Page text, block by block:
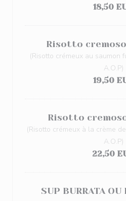
18,50
Risotto
(Risotto crémeux au saumon
A.O.P)
19,50
Risotto
(Risotto crémeux à la crème
A.O.P)
22,50
SUP BURRATA